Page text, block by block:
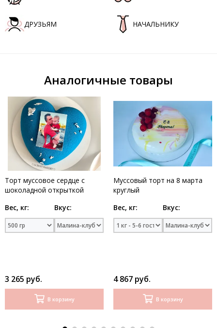
ДРУЗЬЯМ НАЧАЛЬНИКУ
Аналогичные товары
Торт муссовое сердце с
шоколадной открыткой
Вес, кг:
Вкус:
3 265 руб.
В корзину
Муссовый торт на 8 марта
круглый
Вес, кг:
Вкус:
4 867 руб.
В корзину